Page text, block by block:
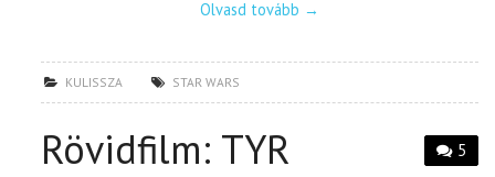
Olvasd tovább →
KULISSZA STAR WARS
5
Rövidfilm: TYR